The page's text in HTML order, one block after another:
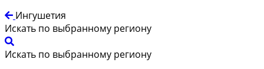
Ингушетия
Искать по выбранному региону
Искать по выбранному региону